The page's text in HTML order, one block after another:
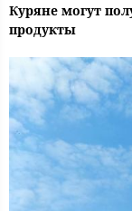
Куряне могут
продукты